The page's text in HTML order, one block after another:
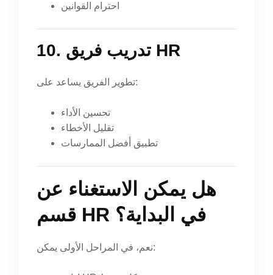
احترام القوانين
10. تدريب فريق HR
تطوير الفريق يساعد على:
تحسين الأداء
تقليل الأخطاء
تطبيق أفضل الممارسات
هل يمكن الاستغناء عن
قسم HR في البداية؟
نعم، في المراحل الأولى يمكن: